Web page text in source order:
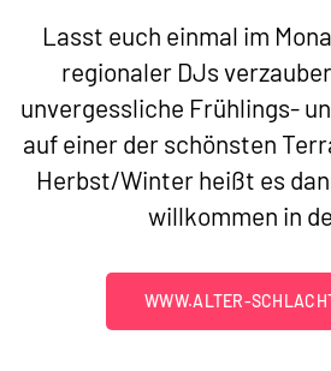
Lasst euch einmal im
regionaler DJs
unvergessliche Frühlings-
auf einer der schönsten
Herbst/Winter heißt es
willkommen in
WWW.ALTER-